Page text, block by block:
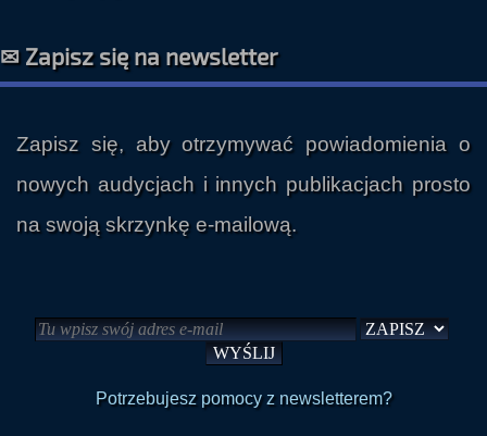
nowych audycjach i innych publikacjach prosto
na swoją skrzynkę e-mailową.
Potrzebujesz pomocy z newsletterem?